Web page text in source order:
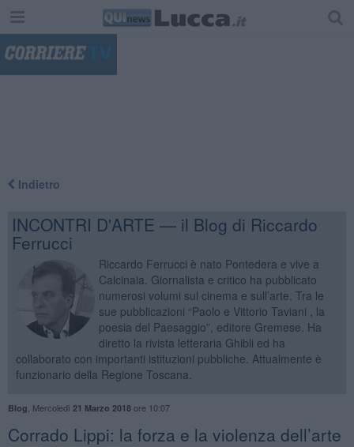
Indietro
INCONTRI D'ARTE — il Blog di Riccardo
Ferrucci
Riccardo Ferrucci è nato Pontedera e vive a
Calcinaia. Giornalista e critico ha pubblicato
numerosi volumi sul cinema e sull’arte. Tra le
sue pubblicazioni “Paolo e Vittorio Taviani , la
poesia del Paesaggio”, editore Gremese. Ha
diretto la rivista letteraria Ghibli ed ha
collaborato con importanti istituzioni pubbliche. Attualmente è
funzionario della Regione Toscana.
Blog Mercoledì 21 Marzo 2018ore 10:07
​Corrado Lippi: la forza e la violenza dell’arte